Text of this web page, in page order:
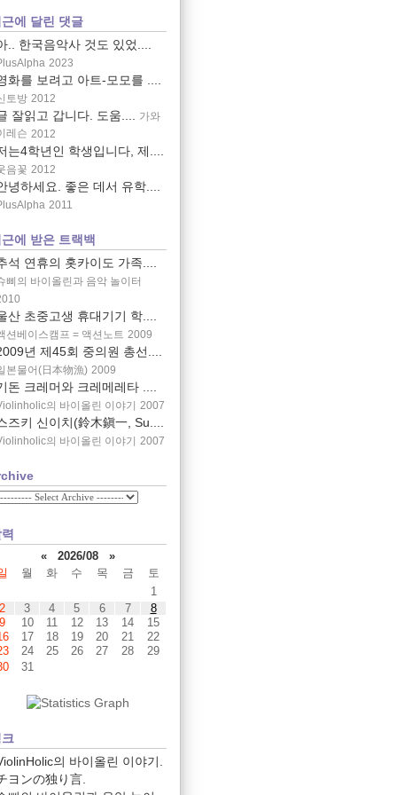
에 달린 댓글
.. 한국음악사 것도 있었....
2023
화를 보려고 아트-모모를 ....
토방 2012
잘읽고 갑니다. 도움.... 가와
레슨 2012
는4학년인 학생입니다, 제....
음꽃 2012
녕하세요. 좋은 데서 유학....
2011
에 받은 트랙백
석 연휴의 홋카이도 가족....
삐의 바이올린과 음악 놀이터
산 초중고생 휴대기기 학....
션베이스캠프 = 액션노트 2009
년 제45회 중의원 총선....
본물어(日本物漁) 2009
돈 크레머와 크레메레타 ....
의 바이올린 이야기 2007
즈키 신이치(鈴木鎭一, Su....
의 바이올린 이야기 2007
«
2026/08
»
월 화 수 목 금
토
1
2
3 4 5 6 7
8
9
10 11 12 13 14
15
17 18 19 20 21
22
24 25 26 27 28
29
31
의 바이올린 이야기.
ヨンの独り言.